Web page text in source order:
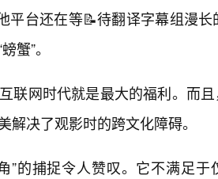
平台还在等📝待翻译字幕组漫
蟹”。
联网时代就是最大的福利。而
决了观影时的跨文化障碍。
”的捕捉令人赞叹。它不满足